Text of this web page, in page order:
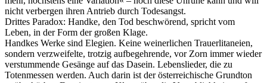
nicht verbergen ihren Antrieb durch Todesangst.
Drittes Paradox: Handke, den Tod beschwörend, spricht vom
Leben, in der Form der großen Klage.
Handkes Werke sind Elegien. Keine weinerlichen Trauerlitaneien,
sondern verzweifelte, trotzig aufbegehrende, vor Zorn immer wieder
verstummende Gesänge auf das Dasein. Lebenslieder, die zu
Totenmessen werden. Auch darin ist der österreichische Grundton